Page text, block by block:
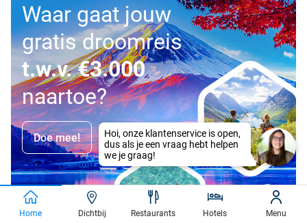
Waar gaat jouw
gratis droomreis
t.w.v. €3.000
naartoe?
Doe mee!
Home Dichtbij Restaurants Hotels Menu